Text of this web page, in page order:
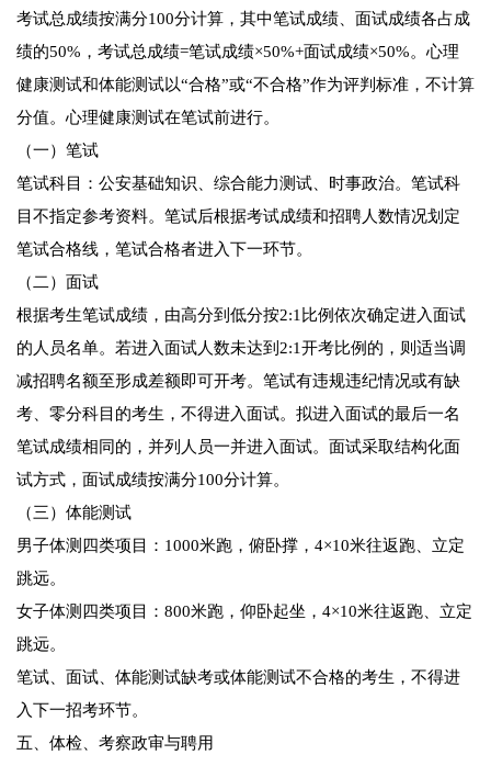
考试总成绩按满分100分计算，其中笔试成绩、面试成绩各占成
绩的50%，考试总成绩=笔试成绩×50%+面试成绩×50%。心理
健康测试和体能测试以“合格”或“不合格”作为评判标准，不计算
分值。心理健康测试在笔试前进行。
（一）笔试
笔试科目：公安基础知识、综合能力测试、时事政治。笔试科
目不指定参考资料。笔试后根据考试成绩和招聘人数情况划定
笔试合格线，笔试合格者进入下一环节。
（二）面试
根据考生笔试成绩，由高分到低分按2:1比例依次确定进入面试
的人员名单。若进入面试人数未达到2:1开考比例的，则适当调
减招聘名额至形成差额即可开考。笔试有违规违纪情况或有缺
考、零分科目的考生，不得进入面试。拟进入面试的最后一名
笔试成绩相同的，并列人员一并进入面试。面试采取结构化面
试方式，面试成绩按满分100分计算。
（三）体能测试
男子体测四类项目：1000米跑，俯卧撑，4×10米往返跑、立定
跳远。
女子体测四类项目：800米跑，仰卧起坐，4×10米往返跑、立定
跳远。
笔试、面试、体能测试缺考或体能测试不合格的考生，不得进
入下一招考环节。
五、体检、考察政审与聘用